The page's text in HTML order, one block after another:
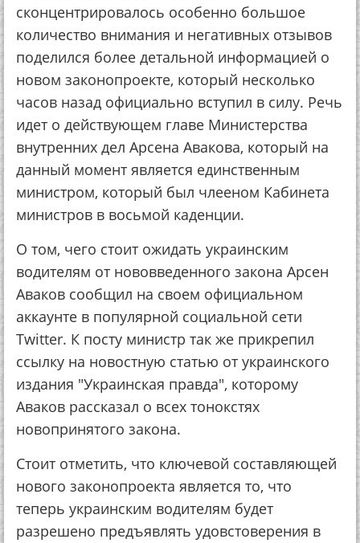
сконцентрировалось особенно большое
количество внимания и негативных отзывов
поделился более детальной информацией о
новом законопроекте, который несколько
часов назад официально вступил в силу. Речь
идет о действующем главе Министерства
внутренних дел Арсена Авакова, который на
данный момент является единственным
министром, который был члееном Кабинета
министров в восьмой каденции.
О том, чего стоит ожидать украинским
водителям от нововведенного закона Арсен
Аваков сообщил на своем официальном
аккаунте в популярной социальной сети
Twitter. К посту министр так же прикрепил
ссылку на новостную статью от украинского
издания "Украинская правда", которому
Аваков рассказал о всех тонокстях
новопринятого закона.
Стоит отметить, что ключевой составляющей
нового законопроекта является то, что
теперь украинским водителям будет
разрешено предъявлять удовстоверения в